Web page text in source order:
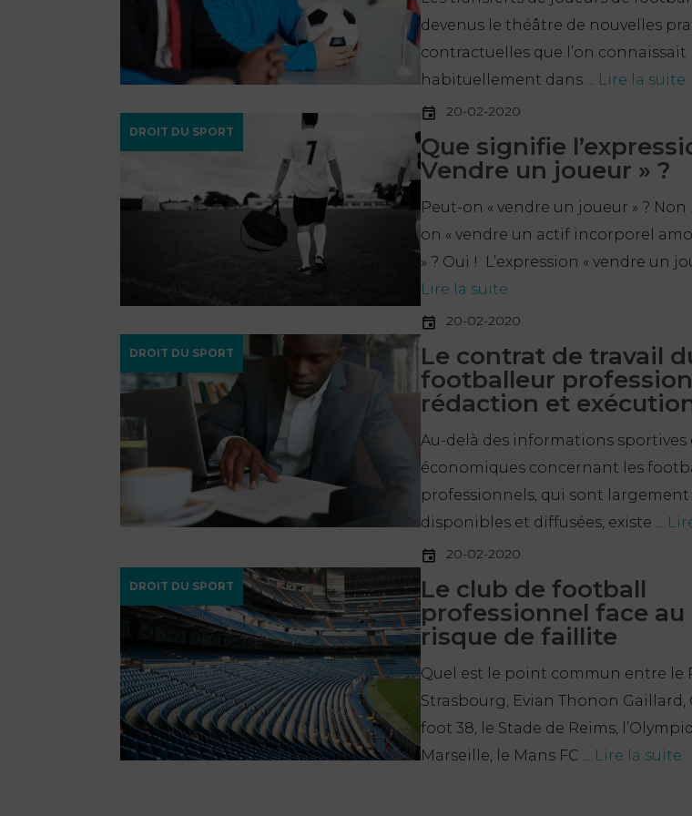
devenus le théâtre de nouvelles
contractuelles que l’on connaissait
habituellement dans ... Lire la suite
DROIT DU SPORT
20-02-2020
Que signifie
Vendre un joueur » ?
Peut-on « vendre un joueur » ?
on « vendre un actif incorporel
» ? Oui ! L’expression « vendre un
Lire la suite
DROIT DU SPORT
20-02-2020
Le contrat de travail
footballeur
rédaction et
Au-delà des informations sportives
économiques concernant les
professionnels, qui sont largement
disponibles et diffusées, existe ...
DROIT DU SPORT
20-02-2020
Le club de football
professionnel face au
risque de faillite
Quel est le point commun entre le
Strasbourg, Evian Thonon Gaillard,
foot 38, le Stade de Reims,
Marseille, le Mans FC ... Lire la suite